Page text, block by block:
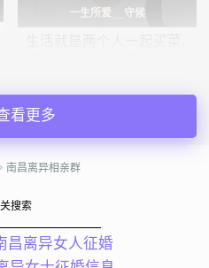
一生所爱__守候
工作,两个人一起打扫房
间,两个人一起面对困难,
两个人一起分享快乐.......
看更多
南昌离异相亲群
搜索
昌离异女人征婚